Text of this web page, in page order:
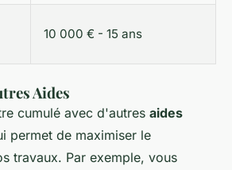
10 000 € - 15 ans
Aides
cumulé avec d'autres aides
permet de maximiser le
travaux. Par exemple, vous